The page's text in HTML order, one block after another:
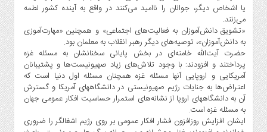
یا اشخاص دیگر، جوانان را ناامید می‌کنند در واقع به آینده کشور لطمه
می‌زنند.
«تشویق دانش‌آموزان به فعالیت‌های اجتماعی» و همچنین «مهارت‌آموزی
به دانش‌آموزان»، توصیه‌های دیگر رهبر انقلاب به معلمان بود.
حضرت آیت‌الله خامنه‌ای در بخش پایانی سخنانشان به مسئله غزه
پرداختند و افزودند: با وجود تلاش‌های زیاد صهیونیست‌ها و پشتیبانان
آمریکایی و اروپایی آنها مسئله غزه همچنان مسئله اول دنیا است که
اعتراض‌ها به جنایات رژیم صهیونیستی در دانشگاههای آمریکا و گسترش
آن به دانشگاههای اروپا از نشانه‌های استمرار حساسیت افکار عمومی جهان
به مسئله غزه است.
ایشان افزایش روزافزون فشار افکار عمومی بر روی رژیم اشغالگر را ضروری